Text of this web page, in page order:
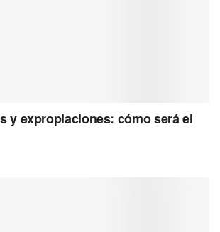
y expropiaciones: cómo será el